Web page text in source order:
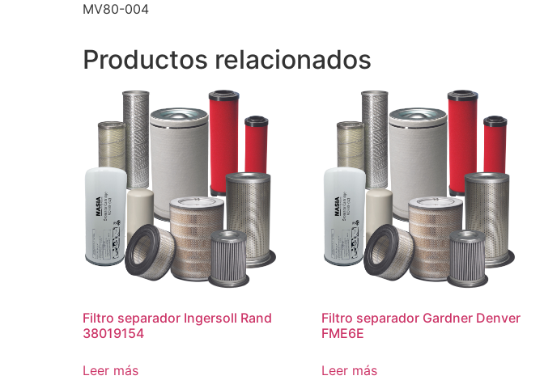
MV80-004
Productos relacionados
Filtro separador Ingersoll Rand
38019154
Leer más
Filtro separador Gardner Denver
FME6E
Leer más